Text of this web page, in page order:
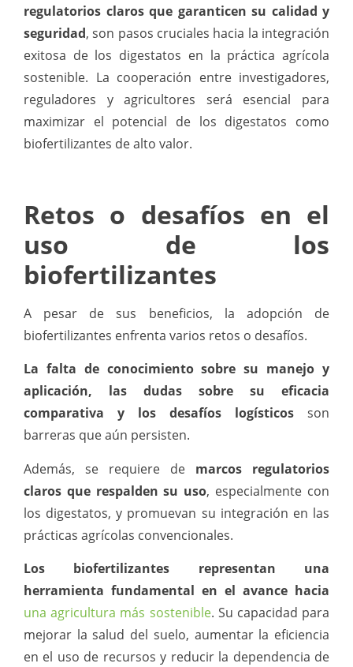
regulatorios claros que garanticen su calidad y
seguridad, son pasos cruciales hacia la integración
exitosa de los digestatos en la práctica agrícola
sostenible. La cooperación entre investigadores,
reguladores y agricultores será esencial para
maximizar el potencial de los digestatos como
biofertilizantes de alto valor.
Retos o desafíos en el
uso de los
biofertilizantes
A pesar de sus beneficios, la adopción de
biofertilizantes enfrenta varios retos o desafíos.
La falta de conocimiento sobre su manejo y
aplicación, las dudas sobre su eficacia
comparativa y los desafíos logísticos son
barreras que aún persisten.
Además, se requiere de marcos regulatorios
claros que respalden su uso, especialmente con
los digestatos, y promuevan su integración en las
prácticas agrícolas convencionales.
Los biofertilizantes representan una
herramienta fundamental en el avance hacia
una agricultura más sostenible. Su capacidad para
mejorar la salud del suelo, aumentar la eficiencia
en el uso de recursos y reducir la dependencia de